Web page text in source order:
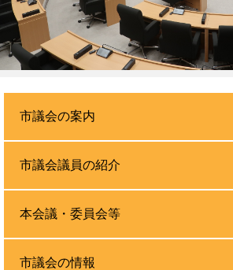
市議会の案内
市議会議員の紹介
本会議・委員会等
市議会の情報